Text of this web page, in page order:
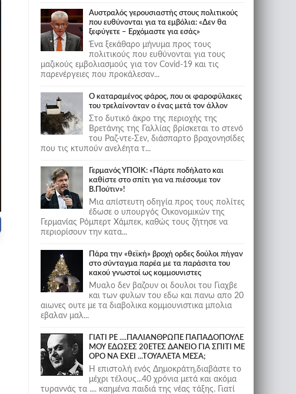
Αυστραλός γερουσιαστής στους πολιτικούς
που ευθύνονται για τα εμβόλια: «Δεν θα
ξεφύγετε – Ερχόμαστε για εσάς»
Ένα ξεκάθαρο μήνυμα προς τους
πολιτικούς που ευθύνονται για τους
μαζικούς εμβολιασμούς για τον Covid-19 και τις
παρενέργειες που προκάλεσαν...
Ο καταραμένος φάρος, που οι φαροφύλακες
του τρελαίνονταν ο ένας μετά τον άλλον
Στο δυτικό άκρο της περιοχής της
Βρετάνης της Γαλλίας βρίσκεται το στενό
του Ραζ-ντε-Σεν, διάσπαρτο βραχονησίδες
που τις κτυπούν ανελέητα τ...
Γερμανός ΥΠΟΙΚ: «Πάρτε ποδήλατο και
καθίστε στο σπίτι για να πιέσουμε τον
Β.Πούτιν»!
Μια απίστευτη οδηγία προς τους πολίτες
έδωσε ο υπουργός Οικονομικών της
Γερμανίας Ρόμπερτ Χάμπεκ, καθώς τους ζήτησε να
περιορίσουν την κατα...
Πάρα την «θεϊκή» βροχή ορδες δούλοι πήγαν
στο σύνταγμα παρέα με τα παράσιτα του
κακού γνωστοί ως κομμουνιστες
Μυαλο δεν βαζουν οι δουλοι του Γιαχβε
και των φυλων του εδω και πανω απο 20
αιωνες ουτε με τα διαβολικα κομμουνιστικα μπολια
εβαλαν μαλ...
ΓΙΑΤΙ ΡΕ ....ΠΑΛΙΑΝΘΡΩΠΕ ΠΑΠΑΔΟΠΟΥΛΕ
ΜΟΥ ΕΔΩΣΕΣ 20ΕΤΕΣ ΔΑΝΕΙΟ ΓΙΑ ΣΠΙΤΙ ΜΕ
ΟΡΟ ΝΑ ΕΧΕΙ ...ΤΟΥΑΛΕΤΑ ΜΕΣΑ;
Η επιστολή ενός Δημοκράτη,διαβάστε το
μέχρι τέλους...40 χρόνια μετά και ακόμα
τυραννάς τα .... καημένα παιδιά της νέας τάξης. Γιατί